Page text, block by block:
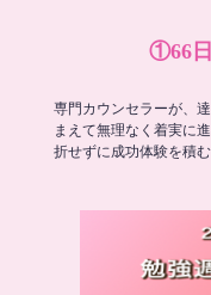
①66
専門カウンセラーが、
まえて無理なく着実に
折せずに成功体験を積む